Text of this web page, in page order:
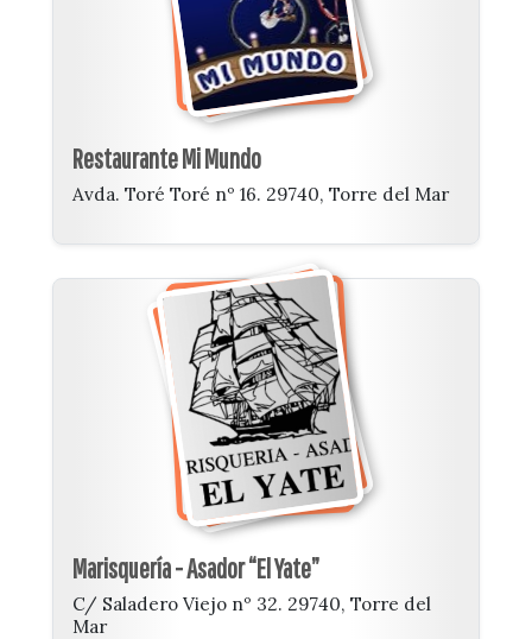
Restaurante Mi Mundo
Avda. Toré Toré nº 16. 29740, Torre del Mar
Marisquería - Asador “El Yate”
C/ Saladero Viejo nº 32. 29740, Torre del
Mar